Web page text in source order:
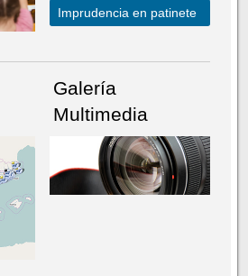
Imprudencia en patinete
Galería
Multimedia